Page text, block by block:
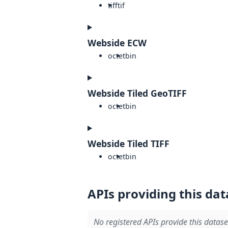
tifftif
Webside ECW
octetbin
Webside Tiled GeoTIFF
octetbin
Webside Tiled TIFF
octetbin
APIs providing this
No registered APIs provide this